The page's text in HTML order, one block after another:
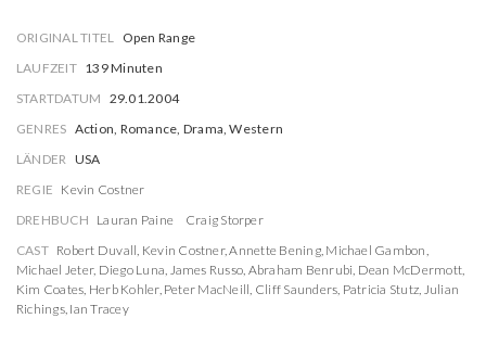
ORIGINAL TITEL Open Range
LAUFZEIT 139 Minuten
STARTDATUM 29.01.2004
GENRES Action, Romance, Drama, Western
LÄNDER USA
REGIE Kevin Costner
DREHBUCH Lauran Paine
Craig Storper
CAST Robert Duvall, Kevin Costner,Annette Bening, Michael Gambon,
Michael Jeter, Diego Luna, James Russo, Abraham Benrubi, Dean McDermott,
Kim Coates, Herb Kohler, Peter MacNeill, Cliff Saunders, Patricia Stutz, Julian
Richings, Ian Tracey